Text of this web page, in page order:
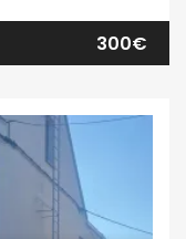
300€